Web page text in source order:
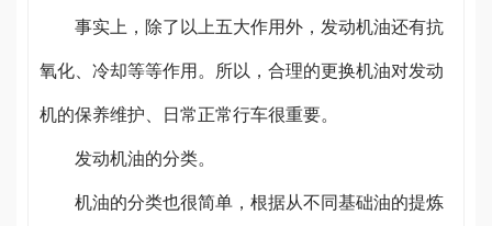
事实上，除了以上五大作用外，发动机油还有抗
氧化、冷却等等作用。所以，合理的更换机油对发动
机的保养维护、日常正常行车很重要。
发动机油的分类。
机油的分类也很简单，根据从不同基础油的提炼